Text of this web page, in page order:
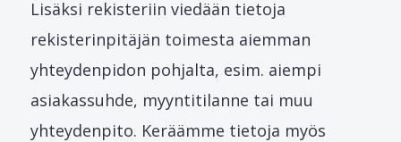
Lisäksi rekisteriin viedään tietoja
rekisterinpitäjän toimesta aiemman
yhteydenpidon pohjalta, esim. aiempi
asiakassuhde, myyntitilanne tai muu
yhteydenpito. Keräämme tietoja myös